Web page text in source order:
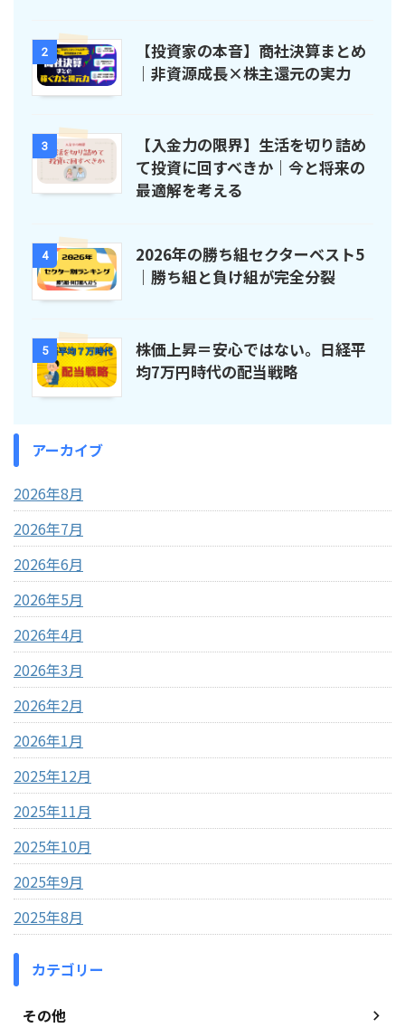
2
【投資家の本音】商社決算まとめ
｜非資源成長×株主還元の実力
3
【入金力の限界】生活を切り詰め
て投資に回すべきか｜今と将来の
最適解を考える
4
2026年の勝ち組セクターベスト5
｜勝ち組と負け組が完全分裂
5
株価上昇＝安心ではない。日経平
均7万円時代の配当戦略
アーカイブ
2026年8月
2026年7月
2026年6月
2026年5月
2026年4月
2026年3月
2026年2月
2026年1月
2025年12月
2025年11月
2025年10月
2025年9月
2025年8月
カテゴリー
その他